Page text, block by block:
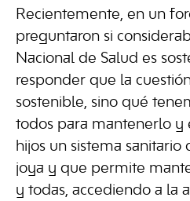
Recientemente, en un
preguntaron si
Nacional de Salud es
responder que la
sostenible, sino qué
todos para mantenerlo y
hijos un sistema sanitario
joya y que permite
y todas, accediendo a la